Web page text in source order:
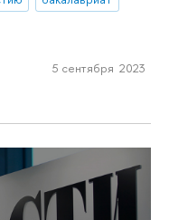
5 сентября 2023